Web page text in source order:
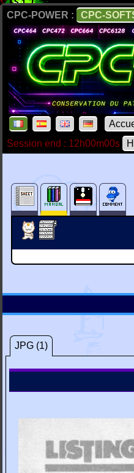
CPC-POWER : CPC-
Session end : 12h00m00s
JPG (1)